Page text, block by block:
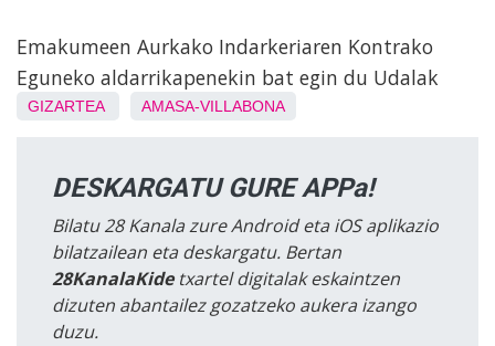
Emakumeen Aurkako Indarkeriaren Kontrako
Eguneko aldarrikapenekin bat egin du Udalak
GIZARTEA AMASA-VILLABONA
DESKARGATU GURE APPa!
Bilatu 28 Kanala zure Android eta iOS aplikazio
bilatzailean eta deskargatu. Bertan
28KanalaKidetxartel digitalak eskaintzen
dizuten abantailez gozatzeko aukera izango
duzu.